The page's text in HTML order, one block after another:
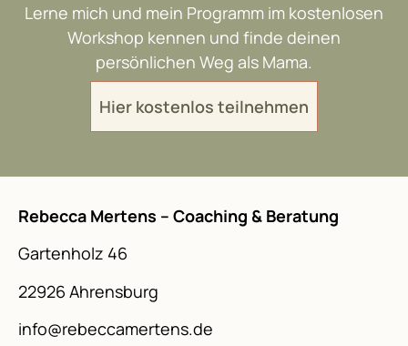
Lerne mich und mein Programm im kostenlosen
Workshop kennen und finde deinen
persönlichen Weg als Mama.
Hier kostenlos teilnehmen
Rebecca Mertens – Coaching & Beratung
Gartenholz 46
22926 Ahrensburg
info@rebeccamertens.de